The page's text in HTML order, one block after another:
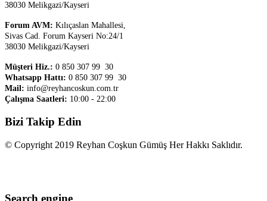
38030 Melikgazi/Kayseri
Forum AVM: Kılıçaslan Mahallesi,
Sivas Cad. Forum Kayseri No:24/1
38030 Melikgazi/Kayseri
Müşteri Hiz.: 0 850 307 99 30
Whatsapp Hattı: 0 850 307 99 30
Mail: info@reyhancoskun.com.tr
Çalışma Saatleri: 10:00 - 22:00
Bizi Takip Edin
© Copyright 2019 Reyhan Coşkun Gümüş Her Hakkı Saklıdır.